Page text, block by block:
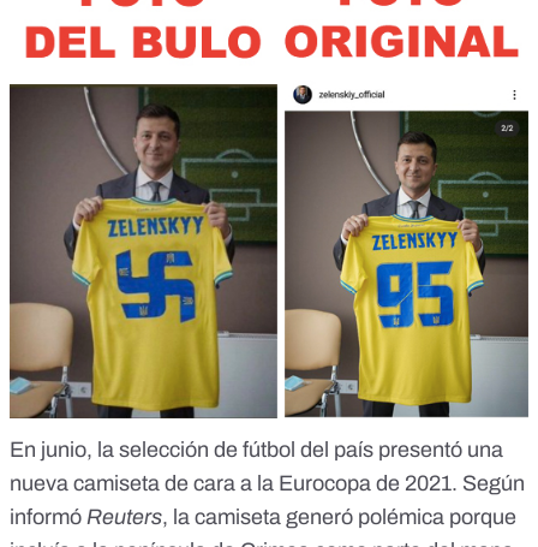
En junio, la selección de fútbol del país presentó una
nueva camiseta de cara a la Eurocopa de 2021. Según
informó Reuters, la camiseta generó polémica porque